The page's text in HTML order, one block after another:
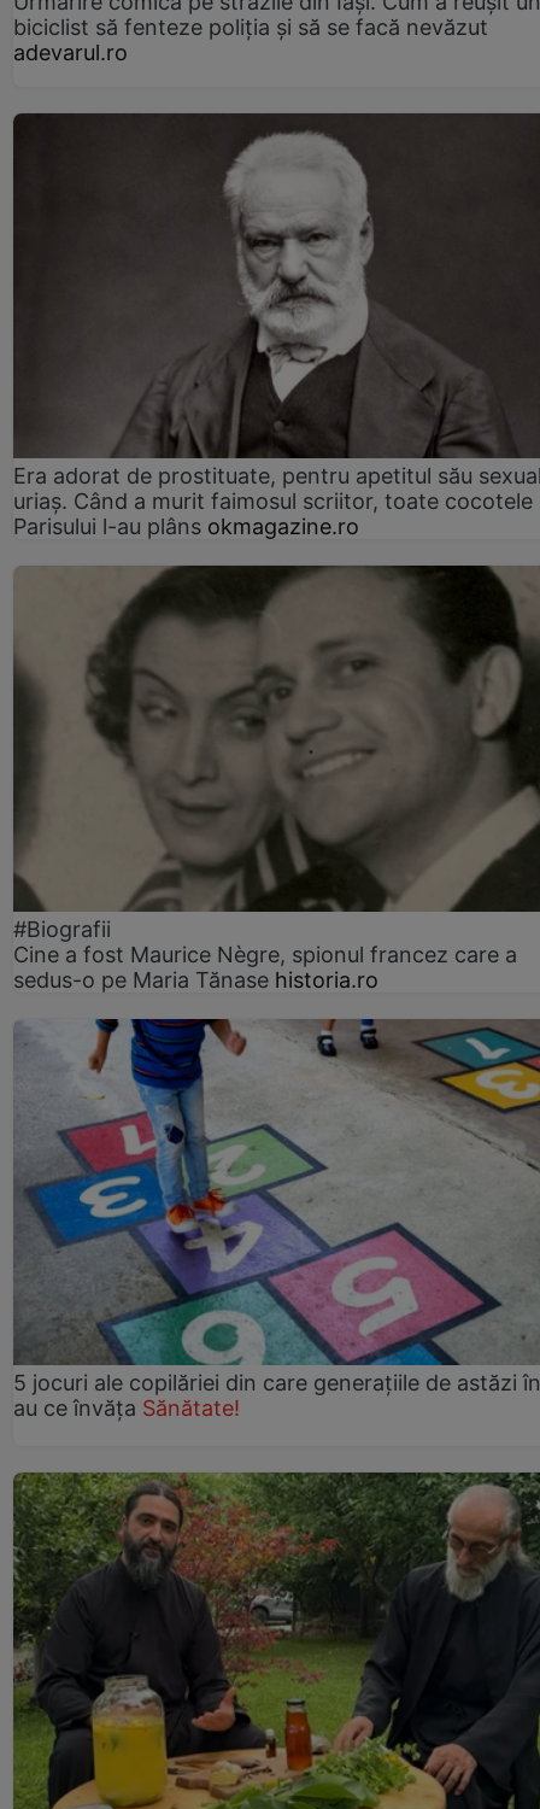
biciclist să fenteze poliția și să se facă nevăzut
adevarul.ro
Era adorat de prostituate, pentru apetitul său
uriaș. Când a murit faimosul scriitor, toate cocotele
Parisului l-au plâns okmagazine.ro
#Biografii
Cine a fost Maurice Nègre, spionul francez care a
sedus-o pe Maria Tănase historia.ro
5 jocuri ale copilăriei din care generațiile de astăzi
au ce învăța Sănătate!